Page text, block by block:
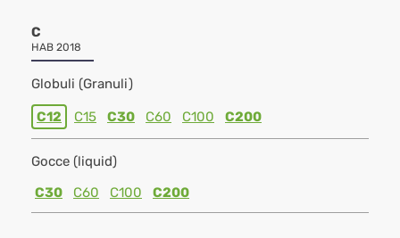
C
HAB 2018
Globuli (Granuli)
C12 C15 C30 C60 C100 C200
Gocce (liquid)
C30
C60 C100 C200